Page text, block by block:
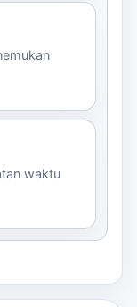
waktu